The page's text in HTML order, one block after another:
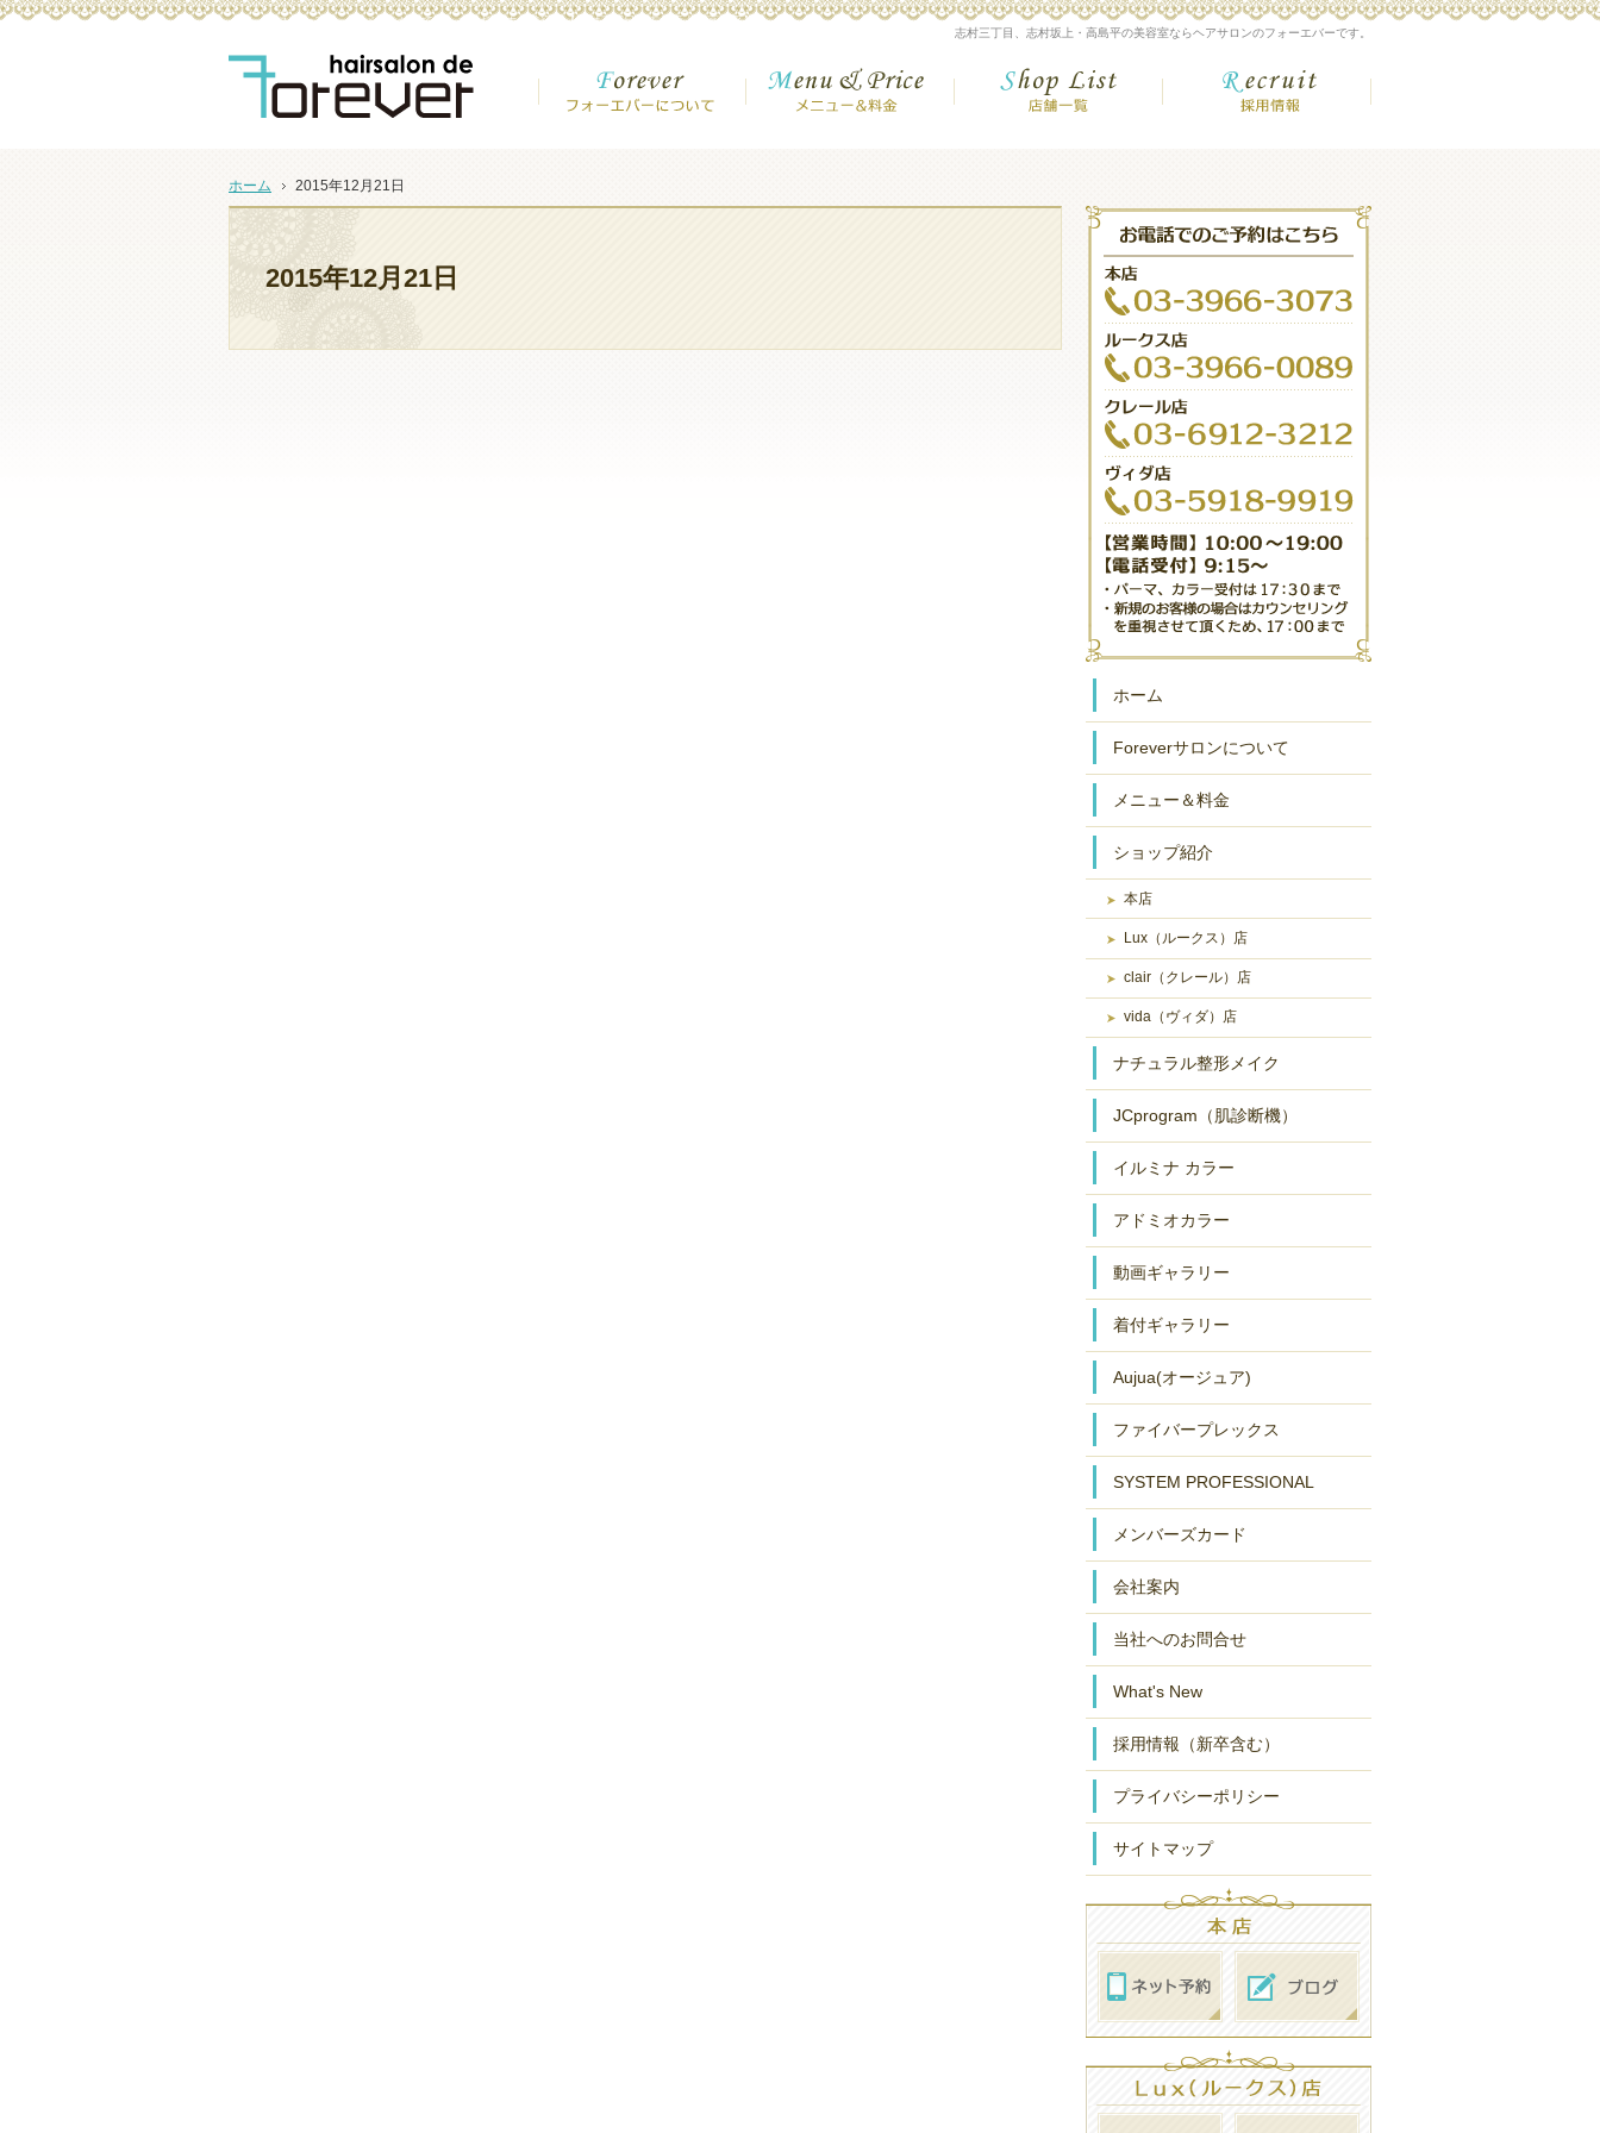
2015年12月21日
志村三丁目、志村坂上・高島平の美容室ならヘアサロンのフォーエバーです。
ヘアーサロンdeフォーエバーはおもてなしを大切にする美容室【志村三丁目・志村坂上・高島平】
ホーム
Foreverサロンについて
メニュー＆料金
ショップ紹介
本店
Lux（ルークス）店
clair（クレール）店
vida（ヴィダ）店
ナチュラル整形メイク
JCprogram（肌診断機）
イルミナ カラー
アドミオカラー
動画ギャラリー
着付ギャラリー
Aujua(オージュア)
ファイバープレックス
SYSTEM PROFESSIONAL
メンバーズカード
会社案内
当社へのお問合せ
What's New
採用情報（新卒含む）
プライバシーポリシー
サイトマップ
フォーエバーについて メニュー＆金額
ホーム 2015年12月21日